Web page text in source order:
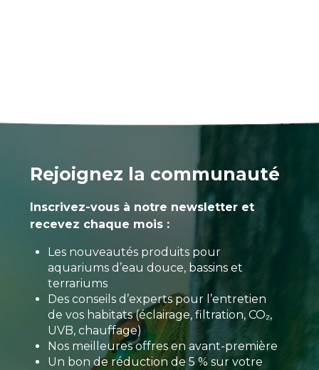
Rejoignez la communauté
Inscrivez-vous à notre newsletter et
recevez chaque mois :
Les nouveautés produits pour
aquariums d’eau douce, bassins et
terrariums
Des conseils d’experts pour l’entretien
de vos habitats (éclairage, filtration, CO₂,
UVB, chauffage)
Nos meilleures offres en avant-première
Un bon de réduction de 5 % sur votre